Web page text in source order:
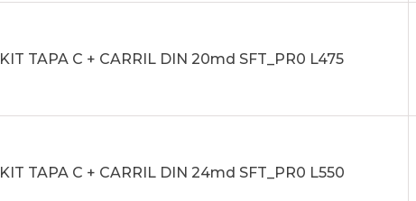
KIT TAPA C + CARRIL DIN 20md SFT_PR0 L475
KIT TAPA C + CARRIL DIN 24md SFT_PR0 L550